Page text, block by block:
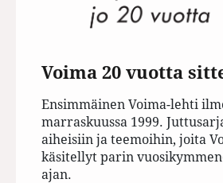
Voima 20 vuotta
Ensimmäinen Voima-lehti
marraskuussa 1999.
aiheisiin ja teemoihin, joita
käsitellyt parin
ajan.